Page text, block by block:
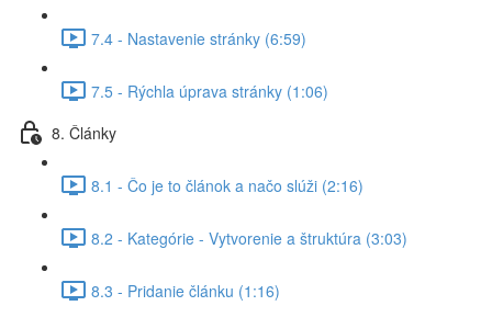
7.4 - Nastavenie stránky (6:59)
7.5 - Rýchla úprava stránky (1:06)
8. Články
8.1 - Čo je to článok a načo slúži (2:16)
8.2 - Kategórie - Vytvorenie a štruktúra (3:03)
8.3 - Pridanie článku (1:16)